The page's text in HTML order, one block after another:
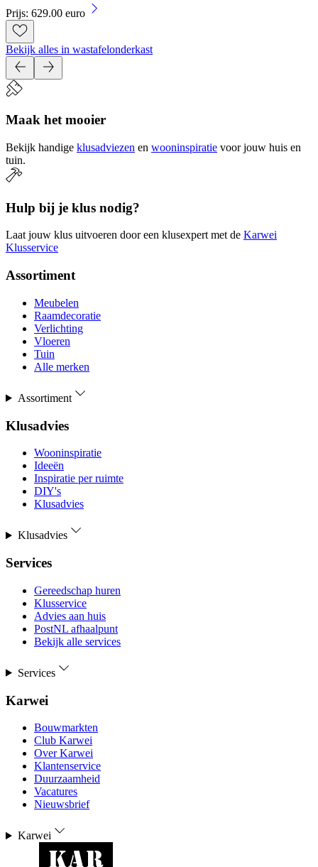
Prijs: 629.00 euro
Bekijk alles in wastafelonderkast
Maak het mooier
Bekijk handige klusadviezen en wooninspiratie voor jouw huis en
tuin.
Hulp bij je klus nodig?
Laat jouw klus uitvoeren door een klusexpert met de Karwei
Klusservice
Assortiment
Meubelen
Raamdecoratie
Verlichting
Vloeren
Tuin
Alle merken
Assortiment
Klusadvies
Wooninspiratie
Ideeën
Inspiratie per ruimte
DIY's
Klusadvies
Klusadvies
Services
Gereedschap huren
Klusservice
Advies aan huis
PostNL afhaalpunt
Bekijk alle services
Services
Karwei
Bouwmarkten
Club Karwei
Over Karwei
Klantenservice
Duurzaamheid
Vacatures
Nieuwsbrief
Karwei